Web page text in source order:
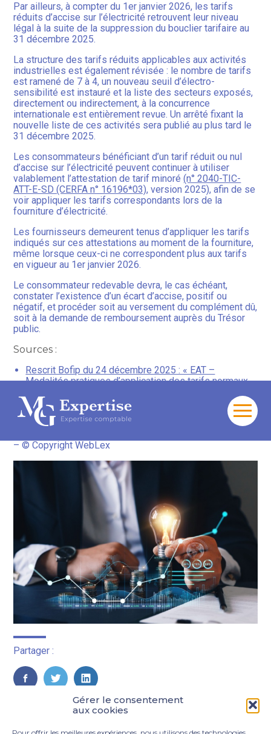
Gérer le consentement
aux cookies
Aller
Par ailleurs, à compter du 1er janvier 2026, les tarifs
réduits d’accise sur l’électricité retrouvent leur niveau
légal à la suite de la suppression du bouclier tarifaire au
31 décembre 2025.
La structure des tarifs réduits applicables aux activités
industrielles est également révisée : le nombre de tarifs
est ramené de 7 à 4, un nouveau seuil d’électro-
sensibilité est instauré et la liste des secteurs exposés,
directement ou indirectement, à la concurrence
internationale est entièrement revue. Un arrêté fixant la
nouvelle liste de ces activités sera publié au plus tard le
31 décembre 2025.
Les consommateurs bénéficiant d’un tarif réduit ou nul
d’accise sur l’électricité peuvent continuer à utiliser
valablement l’attestation de tarif minoré(n° 2040-TIC-
ATT-E-SD (CERFA n° 16196*03), version 2025), afin de se
voir appliquer les tarifs correspondants lors de la
fourniture d’électricité.
Les fournisseurs demeurent tenus d’appliquer les tarifs
indiqués sur ces attestations au moment de la fourniture,
même lorsque ceux-ci ne correspondent plus aux tarifs
en vigueur au 1er janvier 2026.
Le consommateur redevable devra, le cas échéant,
constater l’existence d’un écart d’accise, positif ou
négatif, et procéder soit au versement du complément dû,
soit à la demande de remboursement auprès du Trésor
public.
Sources :
Rescrit Bofip du 24 décembre 2025 : « EAT –
Modalités pratiques d’application des tarifs normaux
janvier 2026 en l’absence d’adoption du projet de loi
de finances initiale pour 2026 »
– © Copyright WebLex
Partager :
FaceBook
TwitterLinkedIn